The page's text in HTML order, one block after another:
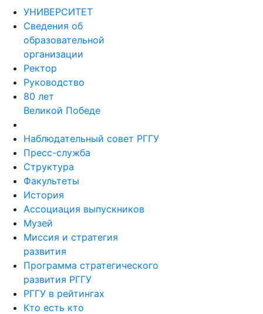
УНИВЕРСИТЕТ
Сведения об
образовательной
организации
Ректор
Руководство
80 лет
Великой Победе
Наблюдательный совет РГГУ
Пресс-служба
Структура
Факультеты
История
Ассоциация выпускников
Музей
Миссия и стратегия
развития
Программа стратегического
развития РГГУ
РГГУ в рейтингах
Кто есть кто